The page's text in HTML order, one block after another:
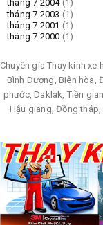
tháng 7 2004(1)
tháng 7 2003 (1)
tháng 7 2001 (1)
tháng 7 2000 (1)
Chuyên gia Thay kính xe
Bình Dương, Biên hòa,
phước, Daklak, Tiền
Hậu giang, Đồng tháp,